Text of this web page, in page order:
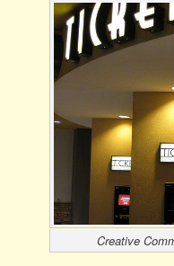
Creative